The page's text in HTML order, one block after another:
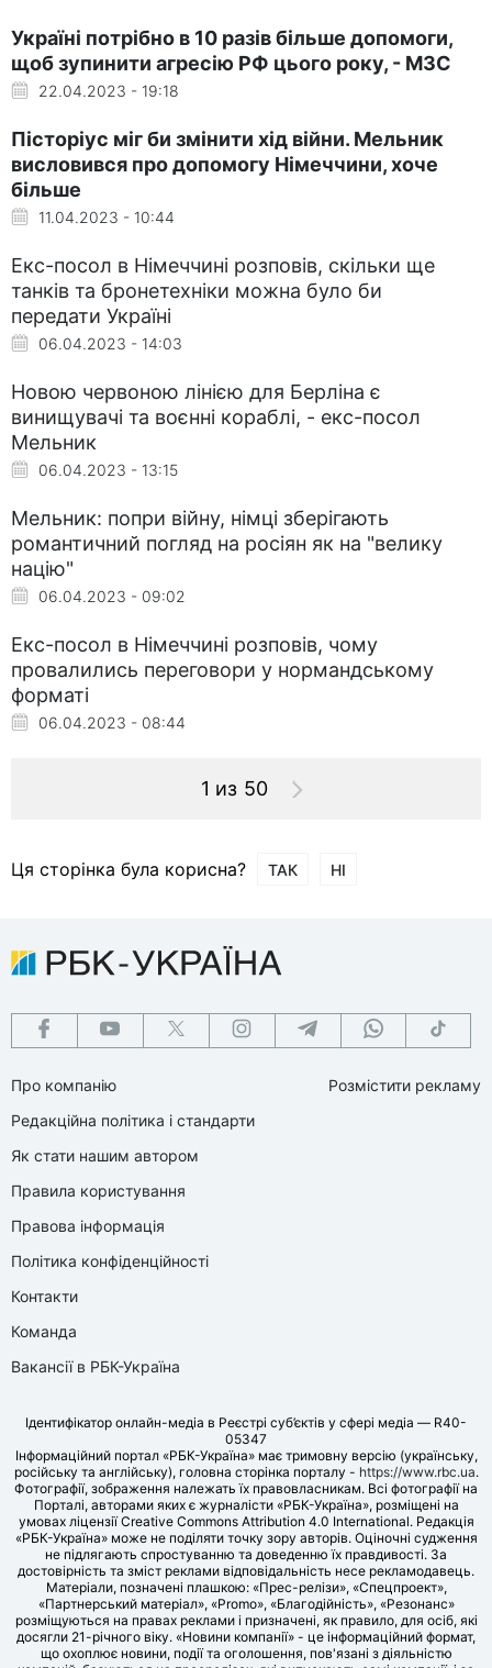
Україні потрібно в 10 разів більше допомоги,
щоб зупинити агресію РФ цього року, - МЗС
22.04.2023 - 19:18
Пісторіус міг би змінити хід війни. Мельник
висловився про допомогу Німеччини, хоче
більше
11.04.2023 - 10:44
Екс-посол в Німеччині розповів, скільки ще
танків та бронетехніки можна було би
передати Україні
06.04.2023 - 14:03
Новою червоною лінією для Берліна є
винищувачі та воєнні кораблі, - екс-посол
Мельник
06.04.2023 - 13:15
Мельник: попри війну, німці зберігають
романтичний погляд на росіян як на "велику
націю"
06.04.2023 - 09:02
Екс-посол в Німеччині розповів, чому
провалились переговори у нормандському
форматі
06.04.2023 - 08:44
1 из 50
Ця сторінка була корисна? ТАК НІ
Про компанію
Редакційна політика і стандарти
Як стати нашим автором
Правила користування
Правова інформація
Політика конфіденційності
Контакти
Команда
Вакансії в РБК-Україна
Розмістити рекламу
Ідентифікатор онлайн-медіа в Реєстрі суб’єктів у сфері медіа — R40-
05347
Інформаційний портал «РБК-Україна» має тримовну версію (українську,
російську та англійську), головна сторінка порталу - https://www.rbc.ua.
Фотографії, зображення належать їх правовласникам. Всі фотографії на
Порталі, авторами яких є журналісти «РБК-Україна», розміщені на
умовах ліцензії Creative Commons Attribution 4.0 International. Редакція
«РБК-Україна» може не поділяти точку зору авторів. Оціночні судження
не підлягають спростуванню та доведенню їх правдивості. За
достовірність та зміст реклами відповідальність несе рекламодавець.
Матеріали, позначені плашкою: «Прес-релізи», «Спецпроект»,
«Партнерський матеріал», «Promo», «Благодійність», «Резонанс»
розміщуються на правах реклами і призначені, як правило, для осіб, які
досягли 21-річного віку. «Новини компанії» - це інформаційний формат,
що охоплює новини, події та оголошення, пов'язані з діяльністю